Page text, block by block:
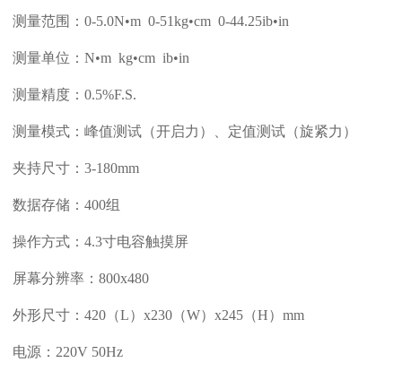
测量范围： 0-5.0N•m 0-51kg•cm 0-44.25ib•in
测量单位： N•m kg•cm ib•in
测量精度： 0.5%F.S.
测量模式：峰值测试（开启力）、定值测试（旋紧力）
夹持尺寸： 3-180mm
数据存储： 400组
操作方式： 4.3寸电容触摸屏
屏幕分辨率： 800x480
外形尺寸： 420（L）x230（W）x245（H）mm
电源： 220V 50Hz